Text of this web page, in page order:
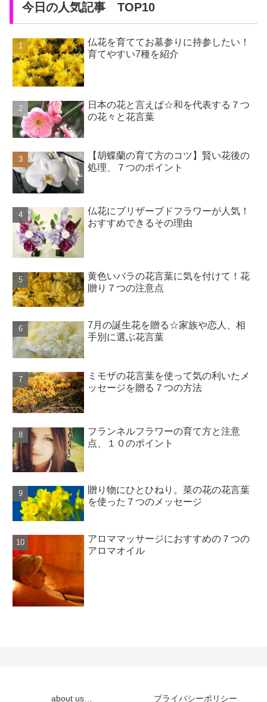
今日の人気記事 TOP10
仏花を育ててお墓参りに持参したい！
育てやすい7種を紹介
日本の花と言えば☆和を代表する７つ
の花々と花言葉
【胡蝶蘭の育て方のコツ】賢い花後の
処理、７つのポイント
仏花にブリザーブドフラワーが人気！
おすすめできるその理由
黄色いバラの花言葉に気を付けて！花
贈り７つの注意点
7月の誕生花を贈る☆家族や恋人、相
手別に選ぶ花言葉
ミモザの花言葉を使って気の利いたメ
ッセージを贈る７つの方法
フランネルフラワーの育て方と注意
点、１０のポイント
贈り物にひとひねり。菜の花の花言葉
を使った７つのメッセージ
アロママッサージにおすすめの７つの
アロマオイル
about us… プライバシーポリシー